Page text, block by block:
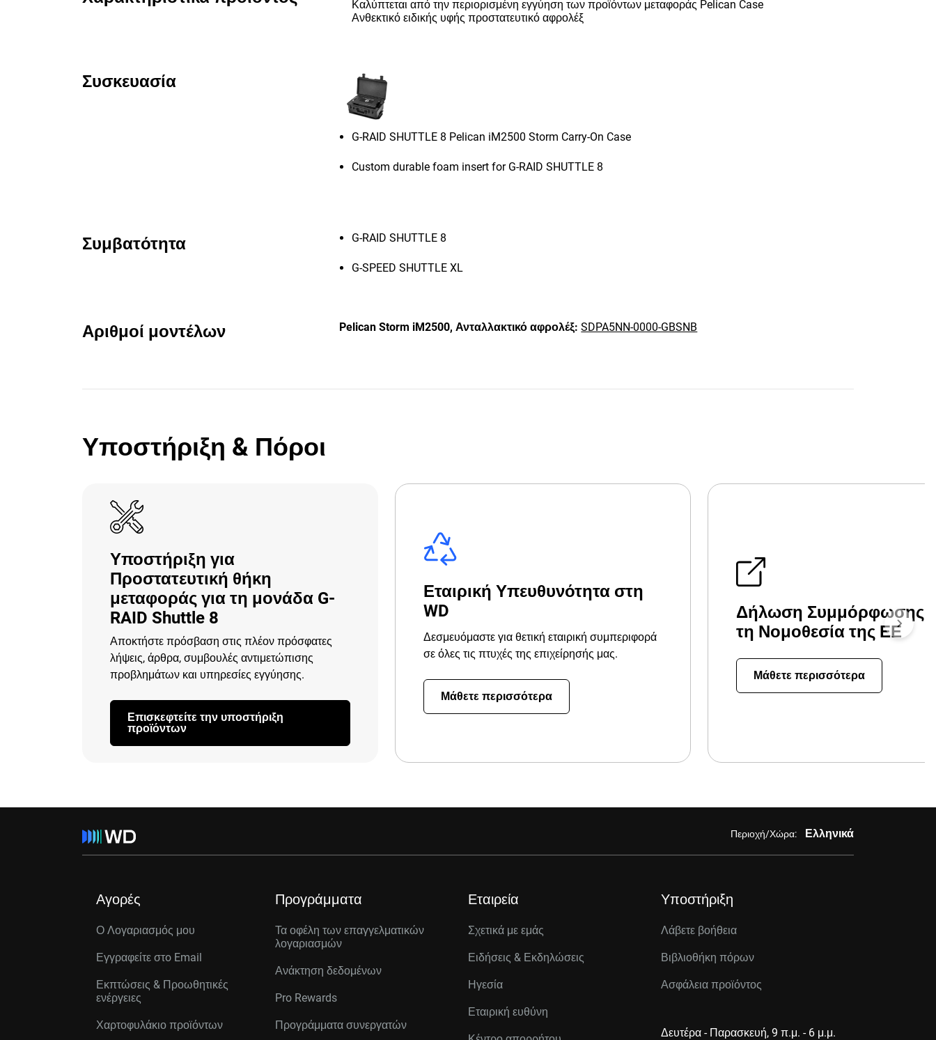
Καλύπτεται από την περιορισμένη εγγύηση των προϊόντων μεταφοράς Pelican Case
Ανθεκτικό ειδικής υφής προστατευτικό αφρολέξ
Συσκευασία
G-RAID SHUTTLE 8 Pelican iM2500 Storm Carry-On Case
Custom durable foam insert for G-RAID SHUTTLE 8
Συμβατότητα G-RAID SHUTTLE 8
G-SPEED SHUTTLE XL
Αριθμοί μοντέλων Pelican Storm iM2500, Ανταλλακτικό αφρολέξ: SDPA5NN-0000-GBSNB
Υποστήριξη & Πόροι
Υποστήριξη για
Προστατευτική θήκη
μεταφοράς για τη μονάδα G-
RAID Shuttle 8
Αποκτήστε πρόσβαση στις πλέον πρόσφατες
λήψεις, άρθρα, συμβουλές αντιμετώπισης
προβλημάτων και υπηρεσίες εγγύησης.
Επισκεφτείτε την υποστήριξη
προϊόντων
Εταιρική Υπευθυνότητα στη
WD
Δεσμευόμαστε για θετική εταιρική συμπεριφορά
σε όλες τις πτυχές της επιχείρησής μας.
Μάθετε περισσότερα
Δήλωση Συμμόρφωσης
τη Νομοθεσία της ΕΕ
Μάθετε περισσότερα
Περιοχή/Χώρα: Ελληνικά
Αγορές
Ο Λογαριασμός μου
Εγγραφείτε στo Email
Εκπτώσεις & Προωθητικές
ενέργειες
Χαρτοφυλάκιο προϊόντων
Προγράμματα
Τα οφέλη των επαγγελματικών
λογαριασμών
Ανάκτηση δεδομένων
Pro Rewards
Προγράμματα συνεργατών
Εταιρεία
Σχετικά με εμάς
Ειδήσεις & Εκδηλώσεις
Ηγεσία
Εταιρική ευθύνη
Υποστήριξη
Λάβετε βοήθεια
Βιβλιοθήκη πόρων
Ασφάλεια προϊόντος
Δευτέρα - Παρασκευή, 9 π.μ. - 6 μ.μ.